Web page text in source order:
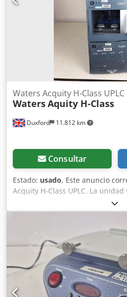
Pupitre de entintado + CIP 3
de color • Atemperador de
planchas CCD • Autoregistro
Duxford 11.812 km
Waters Acquity H-Class UPLC
WatersAquity H-Class
Consultar
Estado: usado, Este anuncio
Acquity H-Class UPLC. La
estado de funcionamiento y
inmediata. Incluye: - Detector
(Column Manager) - Gestor de
- Gestor de disolventes binario
Software y ordenador
Descubra el potencial completo
sistema Waters Acquity H-Class
cromatografía líquida de ultra
última generación, diseñada